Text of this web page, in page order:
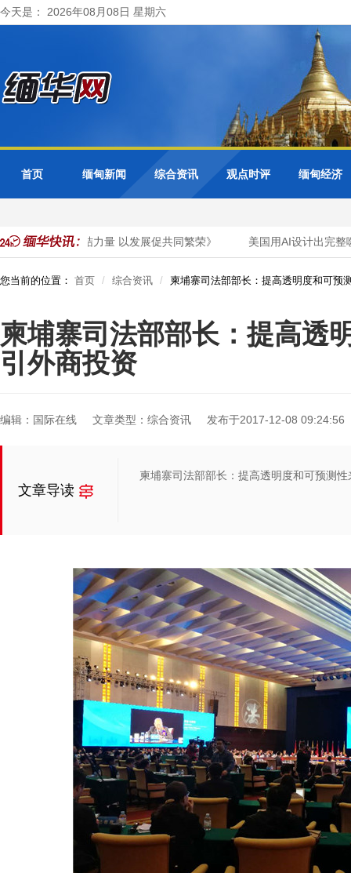
今天是： 2026年08月08日 星期六
首页 缅甸新闻 综合资讯 观点时评 缅甸经济
《以法治凝团结力量 以发展促共同繁荣》 美国用AI设计出完整
您当前的位置： 首页 综合资讯 柬埔寨司法部部长：提高透明度和可预
柬埔寨司法部部长：提高透
引外商投资
编辑：国际在线 文章类型：综合资讯 发布于2017-12-08 09:24:56
文章导读
柬埔寨司法部部长：提高透明度和可预测